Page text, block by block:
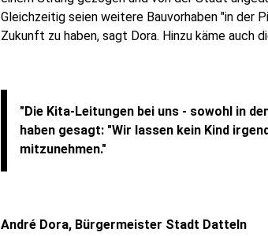
Gleichzeitig seien weitere Bauvorhaben "in der
Zukunft zu haben, sagt Dora. Hinzu käme auch
"Die Kita-Leitungen bei uns - sowohl in
haben gesagt: "Wir lassen kein Kind
mitzunehmen."
André Dora, Bürgermeister Stadt Datteln